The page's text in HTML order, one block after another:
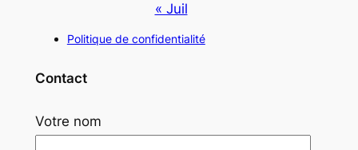
« Juil
Politique de confidentialité
Contact
Votre nom